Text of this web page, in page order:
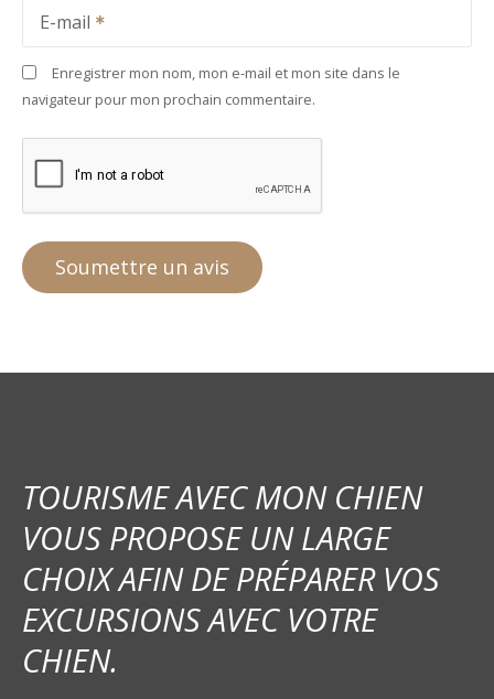
E-mail
Enregistrer mon nom, mon e-mail et mon site dans le
navigateur pour mon prochain commentaire.
TOURISME AVEC MON CHIEN
VOUS PROPOSE UN LARGE
CHOIX AFIN DE PRÉPARER VOS
EXCURSIONS AVEC VOTRE
CHIEN.